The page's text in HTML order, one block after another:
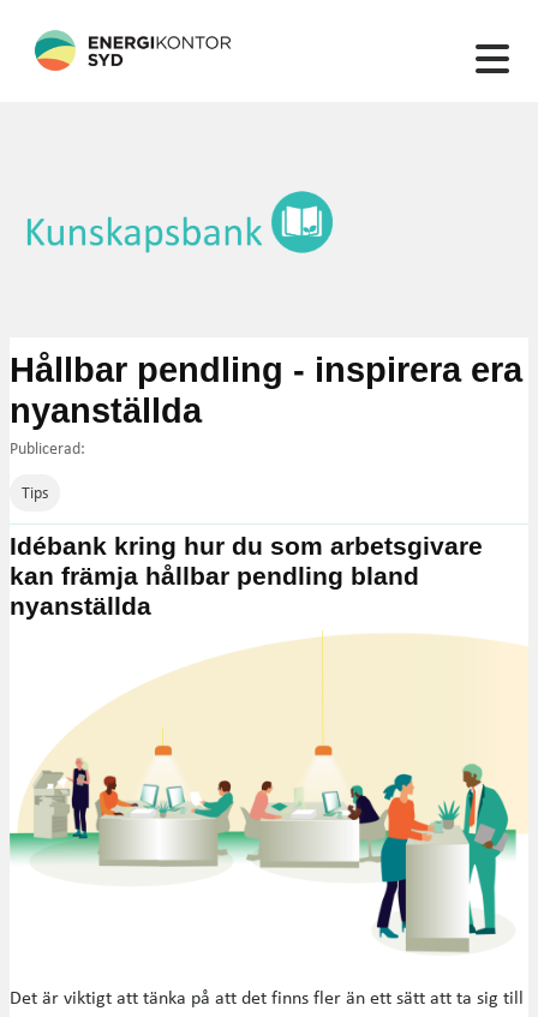
Hållbar pendling - inspirera era
nyanställda
Publicerad:
Tips
Idébank kring hur du som arbetsgivare
kan främja hållbar pendling bland
nyanställda
Det är viktigt att tänka på att det finns fler än ett sätt att ta sig till
132 artiklar hittades